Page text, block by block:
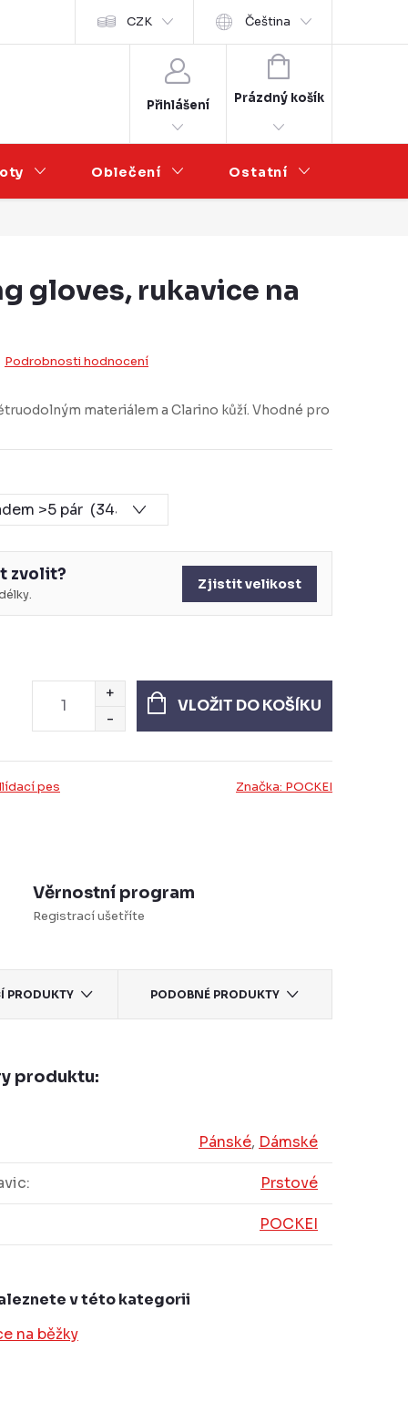
Velkoobchod CZK Čeština
Přihlášení
NÁKUPNÍ
KOŠÍK
Prázdný košík
Oblečení Ostatní
gloves, rukavice na
Podrobnosti hodnocení
materiálem a Clarino kůží. Vhodné pro
zvolit? Zjistit velikost
VLOŽIT DO KOŠÍKU
pes Značka: POCKEI
Věrnostní program
Registrací ušetříte
PRODUKTY PODOBNÉ PRODUKTY
produktu:
Pánské, Dámské
: Prstové
POCKEI
v této kategorii
na běžky